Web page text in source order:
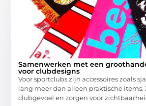
Samenwerken met een
voor clubdesigns
Voor sportclubs zijn accessoires zoals
lang meer dan alleen praktische items.
clubgevoel en zorgen voor